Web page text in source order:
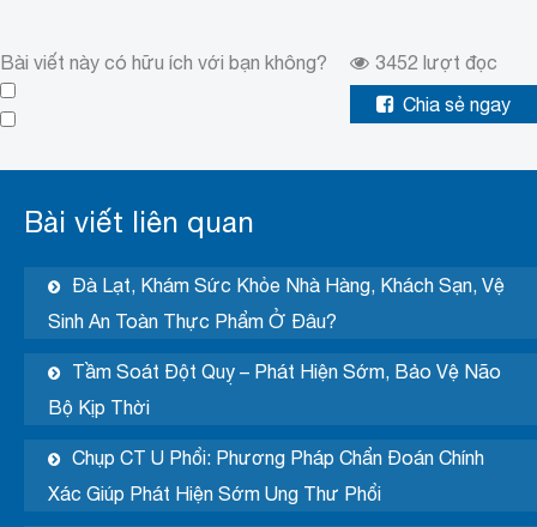
Bài viết này có hữu ích với bạn không? 3452 lượt đọc
Chia sẻ ngay
Bài viết liên quan
Đà Lạt, Khám Sức Khỏe Nhà Hàng, Khách Sạn, Vệ
Sinh An Toàn Thực Phẩm Ở Đâu?
Tầm Soát Đột Quỵ – Phát Hiện Sớm, Bảo Vệ Não
Bộ Kịp Thời
Chụp CT U Phổi: Phương Pháp Chẩn Đoán Chính
Xác Giúp Phát Hiện Sớm Ung Thư Phổi